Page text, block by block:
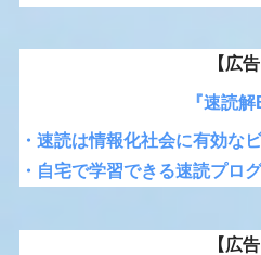
【広告
『速読解
・速読は情報化社会に有効な
・自宅で学習できる速読プロ
【広告